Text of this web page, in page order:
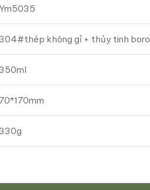
Ym5035
không gỉ + thủy tinh
70*170mm